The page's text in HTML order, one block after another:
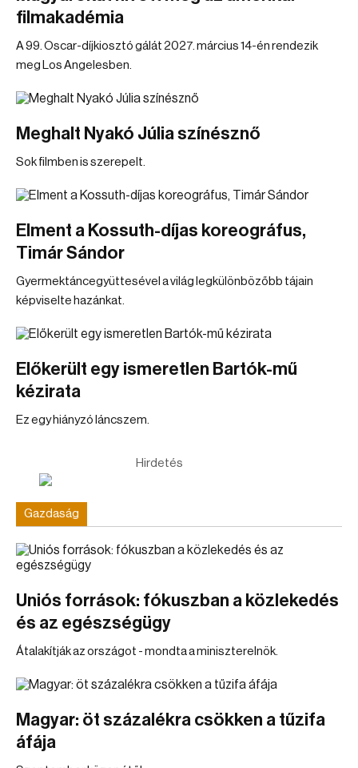
filmakadémia
A 99. Oscar-díjkiosztó gálát 2027. március 14-én rendezik
meg Los Angelesben.
Meghalt Nyakó Júlia színésznő
Sok filmben is szerepelt.
Elment a Kossuth-díjas koreográfus,
Timár Sándor
Gyermektáncegyüttesével a világ legkülönbözőbb tájain
képviselte hazánkat.
Előkerült egy ismeretlen Bartók-mű
kézirata
Ez egy hiányzó láncszem.
Hirdetés
Gazdaság
Uniós források: fókuszban a közlekedés
és az egészségügy
Átalakítják az országot - mondta a miniszterelnök.
Magyar: öt százalékra csökken a tűzifa
áfája